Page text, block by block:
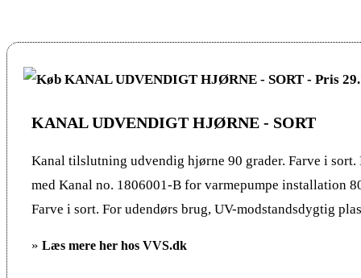
KANAL UDVENDIGT HJØRNE - SORT
Kanal tilslutning udvendig hjørne 90 grader. Farve i sort.
med Kanal no. 1806001-B for varmepumpe installation
Farve i sort. For udendørs brug, UV-modstandsdygtig
» Læs mere her hos VVS.dk